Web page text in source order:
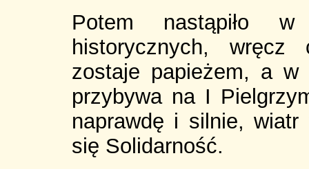
Potem nastąpiło
historycznych, wręcz
zostaje papieżem, a w
przybywa na I
naprawdę i silnie, wiatr
się Solidarność.